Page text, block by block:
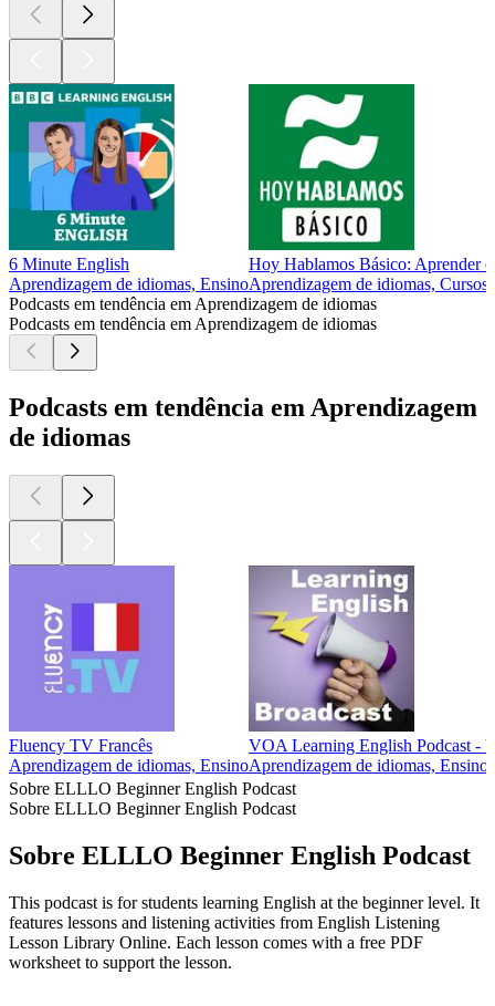
6 Minute English
Aprendizagem de idiomas, Ensino
Hoy Hablamos Básico: Aprender
Aprendizagem de idiomas,
Podcasts em tendência em Aprendizagem de idiomas
Podcasts em tendência em Aprendizagem de idiomas
Podcasts em tendência em Aprendizagem
de idiomas
Fluency TV Francês
Aprendizagem de idiomas, Ensino
VOA Learning English Podcast -
Aprendizagem de idiomas, Ensino
Sobre ELLLO Beginner English Podcast
Sobre ELLLO Beginner English Podcast
Sobre ELLLO Beginner English Podcast
This podcast is for students learning English at the beginner level. It
features lessons and listening activities from English Listening
Lesson Library Online. Each lesson comes with a free PDF
worksheet to support the lesson.